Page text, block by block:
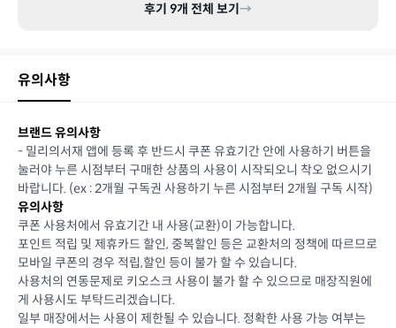
후기 9개 전체 보기→
유의사항
브랜드 유의사항
- 밀리의서재 앱에 등록 후 반드시 쿠폰 유효기간 안에 사용하기 버튼을
눌러야 누른 시점부터 구매한 상품의 사용이 시작되오니 착오 없으시기
바랍니다. (ex : 2개월 구독권 사용하기 누른 시점부터 2개월 구독 시작)
유의사항
쿠폰 사용처에서 유효기간 내 사용(교환)이 가능합니다.
포인트 적립 및 제휴카드 할인, 중복할인 등은 교환처의 정책에 따르므로
모바일 쿠폰의 경우 적립,할인 등이 불가 할 수 있습니다.
사용처의 연동문제로 키오스크 사용이 불가 할 수 있으므로 매장직원에
게 사용시도 부탁드리겠습니다.
일부 매장에서는 사용이 제한될 수 있습니다. 정확한 사용 가능 여부는